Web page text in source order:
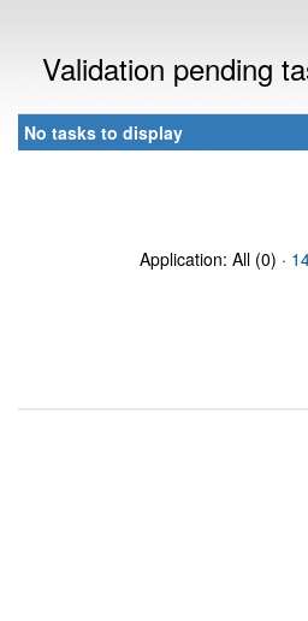
Validation pending
No tasks to display
Application: All (0) ·